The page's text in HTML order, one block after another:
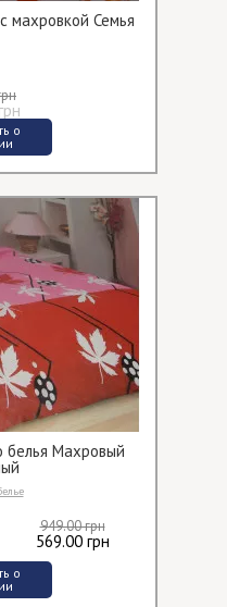
махровкой Семья
о
белья Махровый
949.00 грн
569.00 грн
о